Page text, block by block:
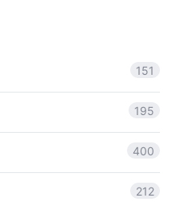
151
195
400
212